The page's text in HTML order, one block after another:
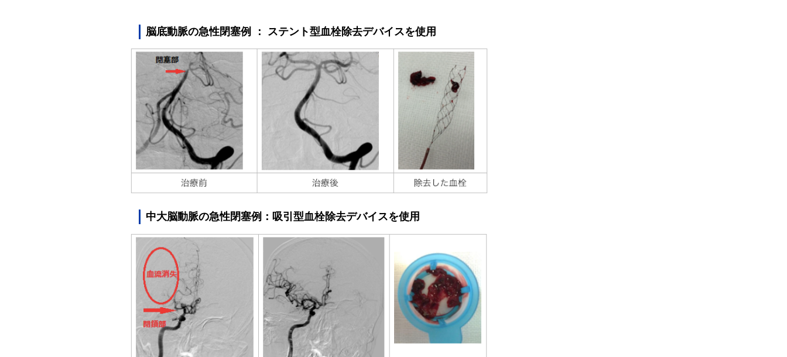
脳底動脈の急性閉塞例 ： ステント型血栓除去デバイスを使用
中大脳動脈の急性閉塞例：吸引型血栓除去デバイスを使用